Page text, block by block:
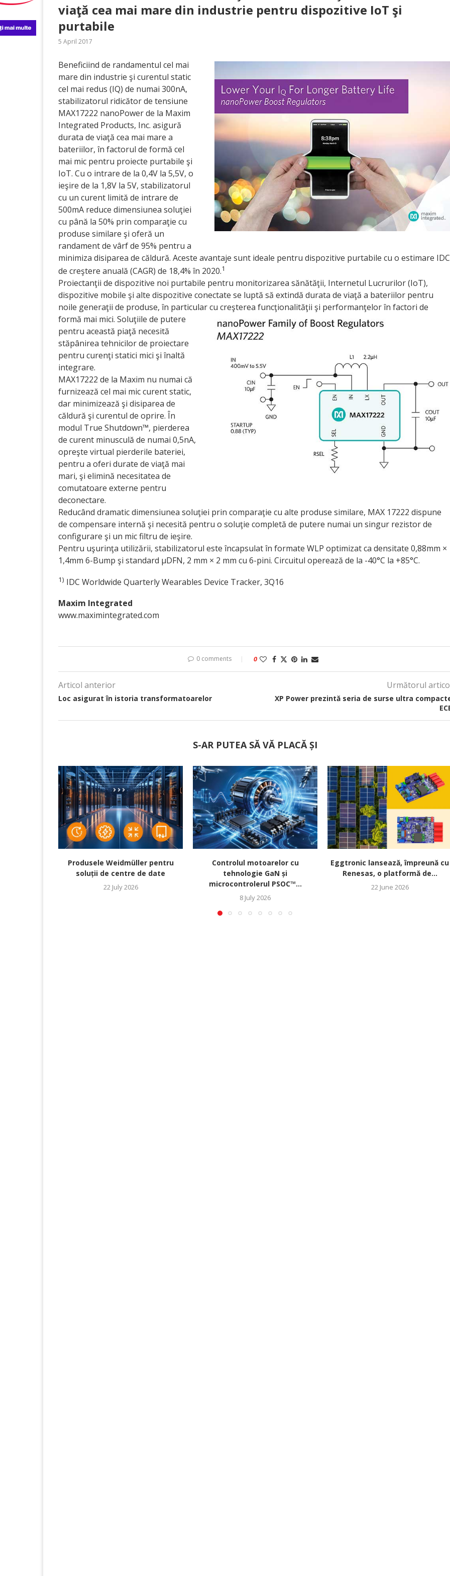
viaţă cea mai mare din industrie pentru dispozitive IoT şi
purtabile
5 April 2017
Beneficiind de randamentul cel mai
mare din industrie şi curentul static
cel mai redus (IQ) de numai 300nA,
stabilizatorul ridicător de tensiune
MAX17222 nanoPower de la Maxim
Integrated Products, Inc. asigură
durata de viaţă cea mai mare a
bateriilor, în factorul de formă cel
mai mic pentru proiecte purtabile şi
IoT. Cu o intrare de la 0,4V la 5,5V, o
ieşire de la 1,8V la 5V, stabilizatorul
cu un curent limită de intrare de
500mA reduce dimensiunea soluţiei
cu până la 50% prin comparaţie cu
produse similare şi oferă un
randament de vârf de 95% pentru a
minimiza disiparea de căldură. Aceste avantaje sunt ideale pentru dispozitive purtabile cu o estimare IDC
de creştere anuală (CAGR) de 18,4% în 2020.1
Proiectanţii de dispozitive noi purtabile pentru monitorizarea sănătăţii, Internetul Lucrurilor (IoT),
dispozitive mobile şi alte dispozitive conectate se luptă să extindă durata de viaţă a bateriilor pentru
noile generaţii de produse, în particular cu creşterea funcţionalităţii şi performanţelor în factori de
formă mai mici. Soluţiile de putere
pentru această piaţă necesită
stăpânirea tehnicilor de proiectare
pentru curenţi statici mici şi înaltă
integrare.
MAX17222 de la Maxim nu numai că
furnizează cel mai mic curent static,
dar minimizează şi disiparea de
căldură şi curentul de oprire. În
modul True Shutdown™, pierderea
de curent minusculă de numai 0,5nA,
opreşte virtual pierderile bateriei,
pentru a oferi durate de viaţă mai
mari, şi elimină necesitatea de
comutatoare externe pentru
deconectare.
Reducând dramatic dimensiunea soluţiei prin comparaţie cu alte produse similare, MAX 17222 dispune
de com­pensare inter­nă şi necesită pentru o solu­ţie completă de putere numai un singur rezistor de
configurare şi un mic filtru de ieşire.
Pentru uşurinţa utili­ză­rii, stabilizatorul este încapsulat în formate WLP optimizat ca densitate 0,88mm ×
1,4mm 6-Bump şi standard µDFN, 2 mm × 2 mm cu 6-pini. Circuitul operează de la -40°C la +85°C.
1) IDC Worldwide Quarterly Wearables Device Tracker, 3Q16
Maxim Integrated
www.maximintegrated.com
0 comments 0
Articol anterior
Loc asigurat în istoria transformatoarelor
Următorul
XP Power prezintă seria de surse ultra
S-AR PUTEA SĂ VĂ PLACĂ ȘI
Produsele Weidmüller pentru
soluții de centre de date
22 July 2026
Controlul motoarelor cu
tehnologie GaN și
microcontrolerul PSOC™...
8 July 2026
Eggtronic lansează, împreună cu
Renesas, o platformă de...
22 June 2026